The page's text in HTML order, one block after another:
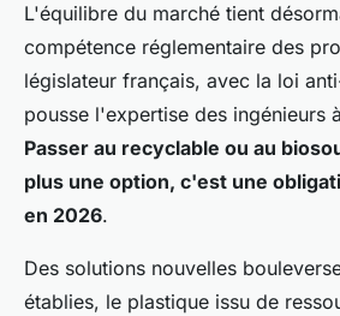
L'équilibre du marché tient
compétence réglementaire des
législateur français, avec la loi
pousse l'expertise des ingénieurs
Passer au recyclable ou au
plus une option, c'est une
en 2026.
Des solutions nouvelles
établies, le plastique issu de